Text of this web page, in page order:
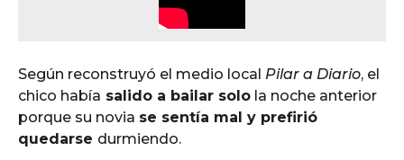
Según reconstruyó el medio local Pilar a Diario, el
chico había salido a bailar solo la noche anterior
porque su novia se sentía mal y prefirió
quedarse durmiendo.